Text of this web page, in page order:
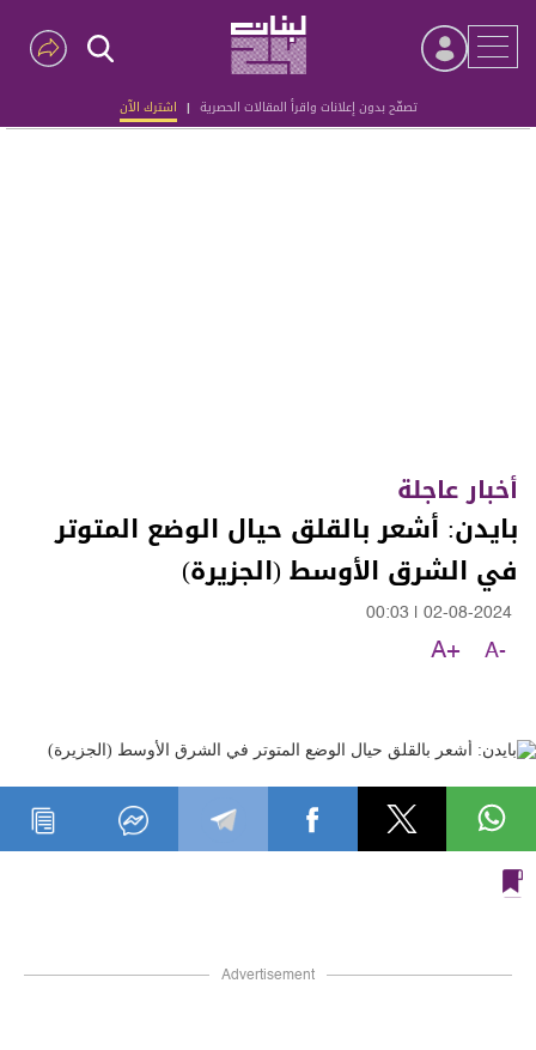
تصفّح بدون إعلانات واقرأ المقالات الحصرية | اشترك الآن
Advertisement
أخبار عاجلة
بايدن: أشعر بالقلق حيال الوضع المتوتر
في الشرق الأوسط (الجزيرة)
02-08-2024
00:03
A-
A+
Advertisement